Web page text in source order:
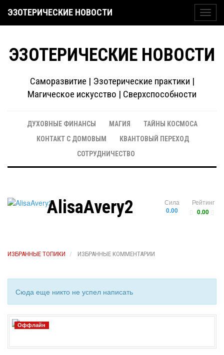
ЭЗОТЕРИЧЕСКИЕ НОВОСТИ
ЭЗОТЕРИЧЕСКИЕ НОВОСТИ
Саморазвитие | Эзотерические практики |
Магическое искусство | Сверхспособности
ДУХОВНЫЕ ФИНАНСЫ МАГИЯ
ТАЙНЫ КОСМОСА
КОНТАКТ С ДОМОВЫМ
КВАНТОВЫЙ ПЕРЕХОД
СОТРУДНИЧЕСТВО
Рейтинг
0.00
Сила
0.00
AlisaAvery2
ИЗБРАННЫЕ ТОПИКИ ИЗБРАННЫЕ КОММЕНТАРИИ
Сюда еще никто не успел написать
Оффлайн